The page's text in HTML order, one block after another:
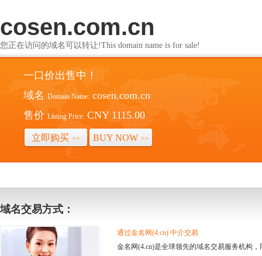
cosen.com.cn
您正在访问的域名可以转让!This domain name is for sale!
一口价出售中！
域名 Domain Name: cosen.com.cn
售价 Listing Price: CNY 1115.00
立即购买 >> BUY NOW >>
域名交易方式：
通过金名网(4.cn) 中介交易
金名网(4.cn)是全球领先的域名交易服务机构